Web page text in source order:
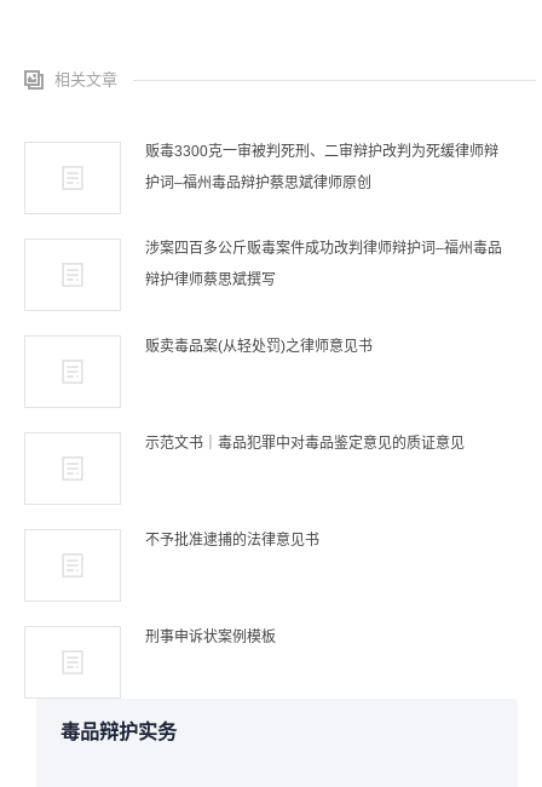
相关文章
贩毒3300克一审被判死刑、二审辩护改判为死缓律师辩
护词–福州毒品辩护蔡思斌律师原创
涉案四百多公斤贩毒案件成功改判律师辩护词–福州毒品
辩护律师蔡思斌撰写
贩卖毒品案(从轻处罚)之律师意见书
示范文书｜毒品犯罪中对毒品鉴定意见的质证意见
不予批准逮捕的法律意见书
刑事申诉状案例模板
毒品辩护实务